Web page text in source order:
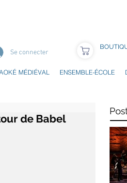
Se connecter
MÉDIÉVAL ENSEMBLE-ÉCOLE
de Babel